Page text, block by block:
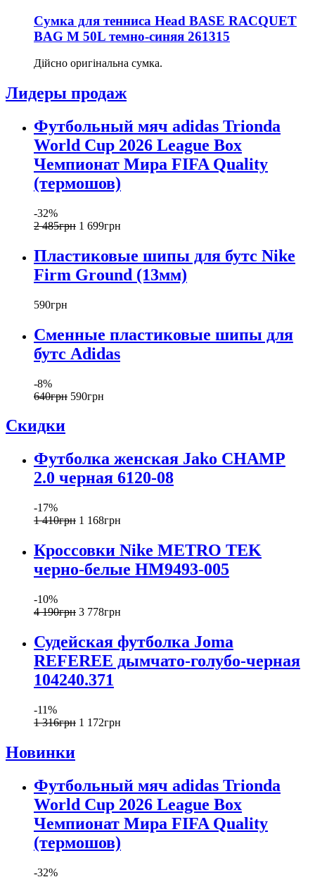
Сумка для тенниса Head BASE RACQUET
BAG M 50L темно-синяя 261315
Дійсно оригінальна сумка.
Лидеры продаж
Футбольный мяч adidas Trionda
World Cup 2026 League Box
Чемпионат Мира FIFA Quality
(термошов)
-32%
2 485грн 1 699грн
Пластиковые шипы для бутс Nike
Firm Ground (13мм)
590грн
Сменные пластиковые шипы для
бутс Adidas
-8%
640грн 590грн
Скидки
Футболка женская Jako CHAMP
2.0 черная 6120-08
-17%
1 410грн 1 168грн
Кроссовки Nike METRO TEK
черно-белые HM9493-005
-10%
4 190грн 3 778грн
Судейская футболка Joma
REFEREE дымчато-голубо-черная
104240.371
-11%
1 316грн 1 172грн
Новинки
Футбольный мяч adidas Trionda
World Cup 2026 League Box
Чемпионат Мира FIFA Quality
(термошов)
-32%